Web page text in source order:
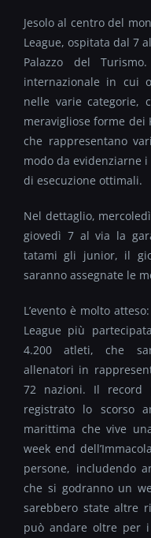
Jesolo al centro del
League, ospitata dal 7
Palazzo del
internazionale in cui
nelle varie categorie,
meravigliose forme dei
che rappresentano
modo da evidenziarne
di esecuzione ottimali.
Nel dettaglio,
giovedì 7 al via la
tatami gli junior, il
saranno assegnate le
L’evento è molto
League più
4.200 atleti, che
allenatori in
72 nazioni. Il record
registrato lo scorso
marittima che vive
week end
persone, includendo
che si godranno un
sarebbero state altre
può andare oltre per